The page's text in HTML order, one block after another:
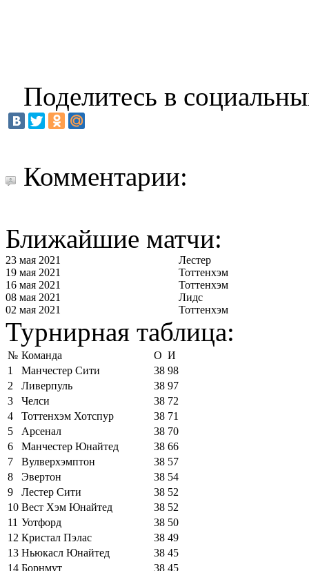
Поделитесь в
Комментарии:
Ближайшие матчи:
23 мая 2021
Лестер
19 мая 2021
Тоттенхэм
16 мая 2021
Тоттенхэм
08 мая 2021
Лидс
02 мая 2021
Тоттенхэм
Турнирная таблица:
№ Команда О И
1
Манчестер Сити 38 98
2
Ливерпуль 38 97
3
Челси 38 72
4
Тоттенхэм Хотспур 38 71
5
Арсенал 38 70
6
Манчестер Юнайтед 38 66
7
Вулверхэмптон 38 57
8
Эвертон 38 54
9
Лестер Сити 38 52
10 Вест Хэм Юнайтед 38 52
11 Уотфорд 38 50
12 Кристал Пэлас 38 49
13 Ньюкасл Юнайтед 38 45
14 Борнмут 38 45